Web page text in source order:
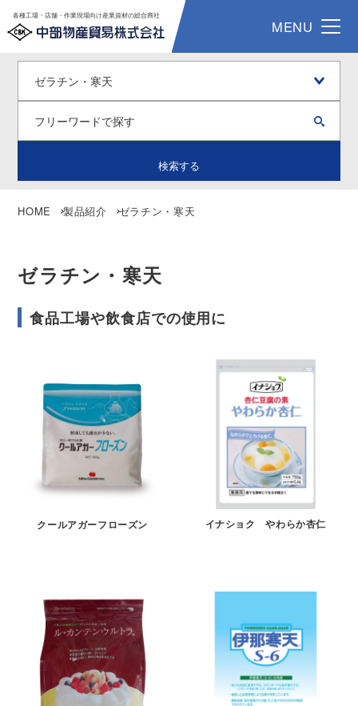
各種工場・店舗・作業現場向け産業資材の総合商社
MENU
検索する
HOME 製品紹介 ゼラチン・寒天
ゼラチン・寒天
食品工場や飲食店での使用に
クールアガーフローズン イナショク やわらか杏仁